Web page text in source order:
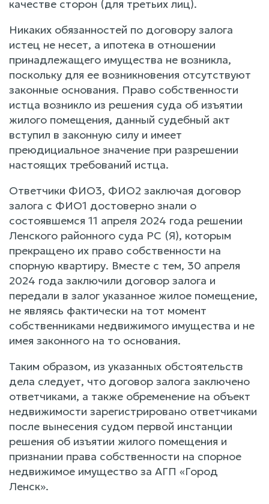
качестве сторон (для третьих лиц).
Никаких обязанностей по договору залога
истец не несет, а ипотека в отношении
принадлежащего имущества не возникла,
поскольку для ее возникновения отсутствуют
законные основания. Право собственности
истца возникло из решения суда об изъятии
жилого помещения, данный судебный акт
вступил в законную силу и имеет
преюдициальное значение при разрешении
настоящих требований истца.
Ответчики ФИО3, ФИО2 заключая договор
залога с ФИО1 достоверно знали о
состоявшемся 11 апреля 2024 года решении
Ленского районного суда РС (Я), которым
прекращено их право собственности на
спорную квартиру. Вместе с тем, 30 апреля
2024 года заключили договор залога и
передали в залог указанное жилое помещение,
не являясь фактически на тот момент
собственниками недвижимого имущества и не
имея законного на то основания.
Таким образом, из указанных обстоятельств
дела следует, что договор залога заключено
ответчиками, а также обременение на объект
недвижимости зарегистрировано ответчиками
после вынесения судом первой инстанции
решения об изъятии жилого помещения и
признании права собственности на спорное
недвижимое имущество за АГП «Город
Ленск».